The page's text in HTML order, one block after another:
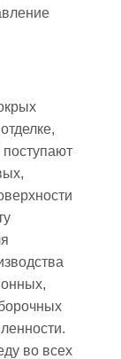
во всех